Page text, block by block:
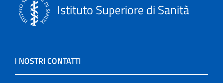
Istituto Superiore di Sanità
I NOSTRI CONTATTI